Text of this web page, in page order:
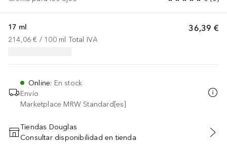
36,39 €
17 ml
214,06 € / 100 ml Total IVA
Online: En stock
Envío
Marketplace MRW Standard[es]
AÑADIR AL CARRITO
Tiendas Douglas
Consultar disponibilidad en tienda